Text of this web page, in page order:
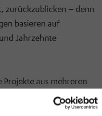
zurückzublicken – denn
basieren auf
Jahrzehnte
aus mehreren
und besondere
in unsere Arbeit